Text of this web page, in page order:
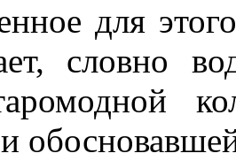
для
словно